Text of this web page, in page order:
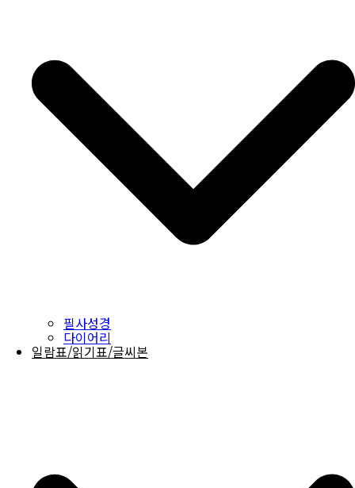
필사성경
다이어리
일람표/읽기표/글씨본